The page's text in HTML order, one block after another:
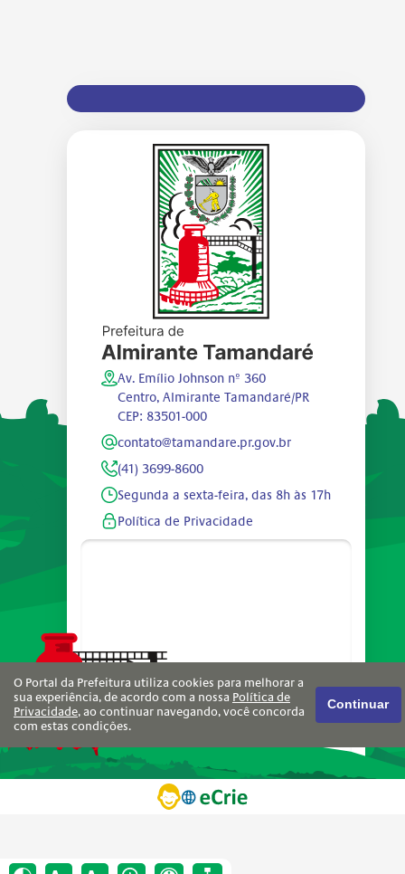
Av. Emílio Johnson nº 360
Centro, Almirante Tamandaré/PR
CEP: 83501-000
contato@tamandare.pr.gov.br
(41) 3699-8600
Segunda a sexta-feira, das 8h às 17h
Política de Privacidade
O Portal da Prefeitura utiliza cookies para melhorar a
sua experiência, de acordo com a nossa Política de
Privacidade, ao continuar navegando, você concorda
com estas condições.
Continuar